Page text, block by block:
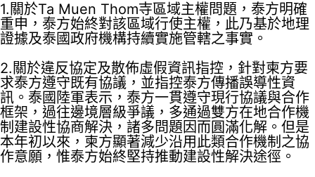
1.關於Ta Muen Thom寺區域主權問題，泰方明確
重申，泰方始終對該區域行使主權，此乃基於地理
證據及泰國政府機構持續實施管轄之事實。
2.關於違反協定及散佈虛假資訊指控，針對柬方要
求泰方遵守既有協議，並指控泰方傳播誤導性資
訊。泰國陸軍表示，泰方一貫遵守現行協議與合作
框架，過往邊境層級爭議，多通過雙方在地合作機
制建設性協商解決，諸多問題因而圓滿化解。但是
本年初以來，柬方顯著減少沿用此類合作機制之協
作意願，惟泰方始終堅持推動建設性解決途徑。